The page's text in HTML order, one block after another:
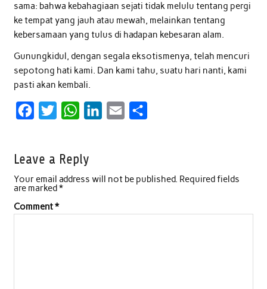
sama: bahwa kebahagiaan sejati tidak melulu tentang pergi
ke tempat yang jauh atau mewah, melainkan tentang
kebersamaan yang tulus di hadapan kebesaran alam.
Gunungkidul, dengan segala eksotismenya, telah mencuri
sepotong hati kami. Dan kami tahu, suatu hari nanti, kami
pasti akan kembali.
e
b
o
t
r
W
t
s
p
e
I
l
e
Leave a Reply
Your email address will not be published. Required fields
are marked *
Comment*